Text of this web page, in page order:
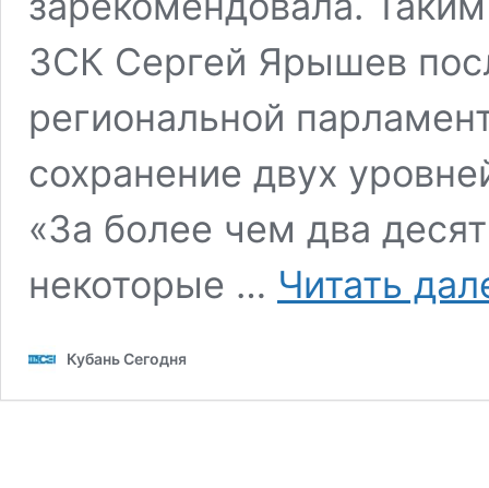
ЗСК Сергей Ярышев
региональной
сохранение двух
«За более чем два
некоторые … Читать
Кубань Сегодня